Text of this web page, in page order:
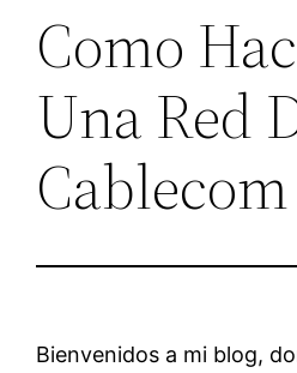
Como
Una Red
Cablecom
Bienvenidos a mi blog,